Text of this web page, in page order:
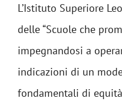
L’Istituto Superiore
delle “Scuole che
impegnandosi a
indicazioni di un
fondamentali di